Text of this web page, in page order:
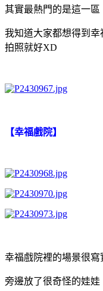
其實最熱門的是這一
我知道大家都想得到
拍照就好XD
【幸福戲院】
幸福戲院裡的場景很寫
旁邊放了很奇怪的娃娃